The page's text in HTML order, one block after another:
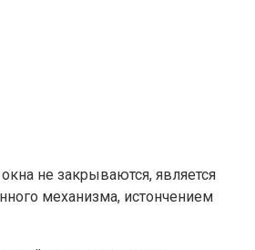
не закрываются, является
механизма, истончением